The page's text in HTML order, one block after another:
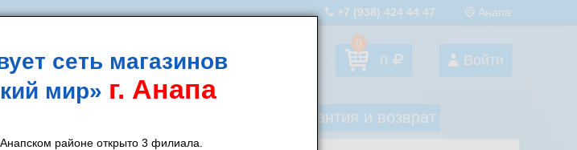
+7 (938) 424 44 47 Анапа
0
0 Войти
Гарантия и возврат
сеть магазинов
мир» г. Анапа
районе открыто 3 филиала.